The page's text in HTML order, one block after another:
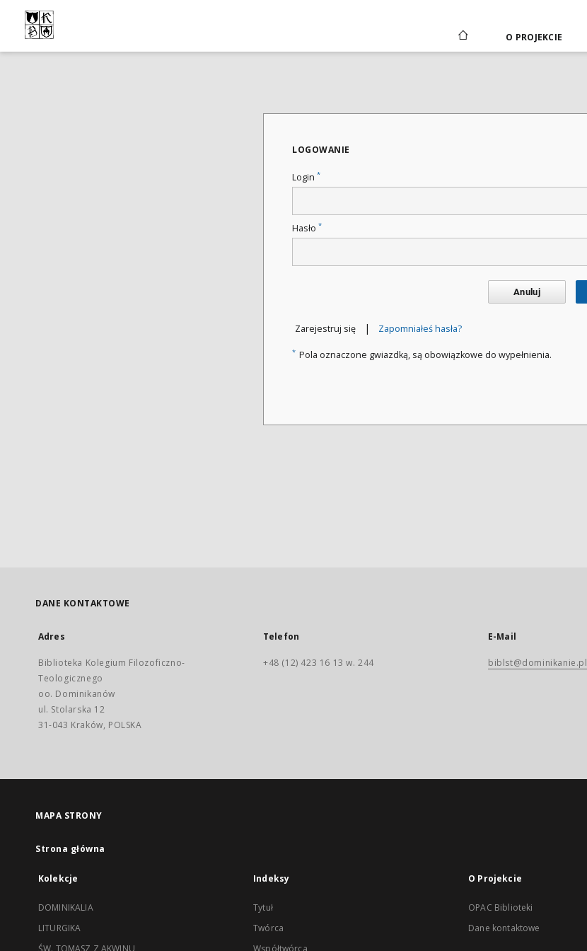
O PROJEKCIE
LOGOWANIE
Login *
Hasło *
Anuluj
Zarejestruj się | Zapomniałeś hasła?
* Pola oznaczone gwiazdką, są obowiązkowe do wypełnienia.
DANE KONTAKTOWE
Adres
Biblioteka Kolegium Filozoficzno-
Teologicznego
oo. Dominikanów
ul. Stolarska 12
31-043 Kraków, POLSKA
Telefon
+48 (12) 423 16 13 w. 244
E-Mail
biblst@dominikanie.pl
MAPA STRONY
Strona główna
Kolekcje
DOMINIKALIA
LITURGIKA
ŚW. TOMASZ Z AKWINU
Indeksy
Tytuł
Twórca
Współtwórca
O Projekcie
OPAC Biblioteki
Dane kontaktowe